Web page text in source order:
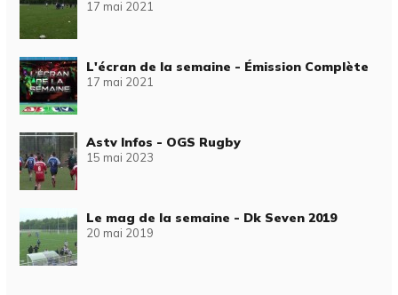
17 mai 2021
L'écran de la semaine - Émission Complète
17 mai 2021
Astv Infos - OGS Rugby
15 mai 2023
Le mag de la semaine - Dk Seven 2019
20 mai 2019